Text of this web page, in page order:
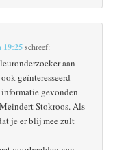
19:25schreef:
aan
geïnteresseerd
gevonden
Stokroos. Als
je er blij mee zult